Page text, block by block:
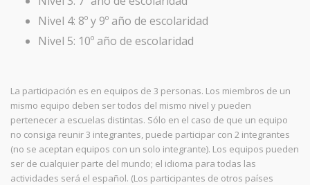
Nivel 4: 8º y 9º año de escolaridad
Nivel 5: 10º año de escolaridad
La participación es en equipos de 3 personas. Los miembros de un
mismo equipo deben ser todos del mismo nivel y pueden
pertenecer a escuelas distintas. Sólo en el caso de que un equipo
no consiga reunir 3 integrantes, puede participar con 2 integrantes
(no se aceptan equipos con un solo integrante). Los equipos pueden
ser de cualquier parte del mundo; el idioma para todas las
actividades será el español. (Los participantes de otros países